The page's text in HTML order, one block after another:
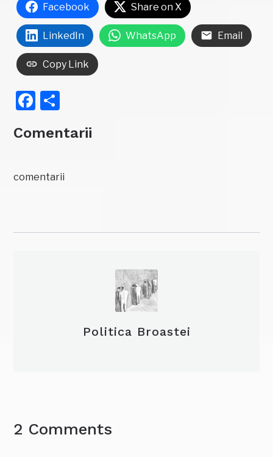
Facebook Share on X
LinkedIn WhatsApp Email
Copy Link
Facebook
Comentarii
comentarii
Politica Broastei
2 Comments